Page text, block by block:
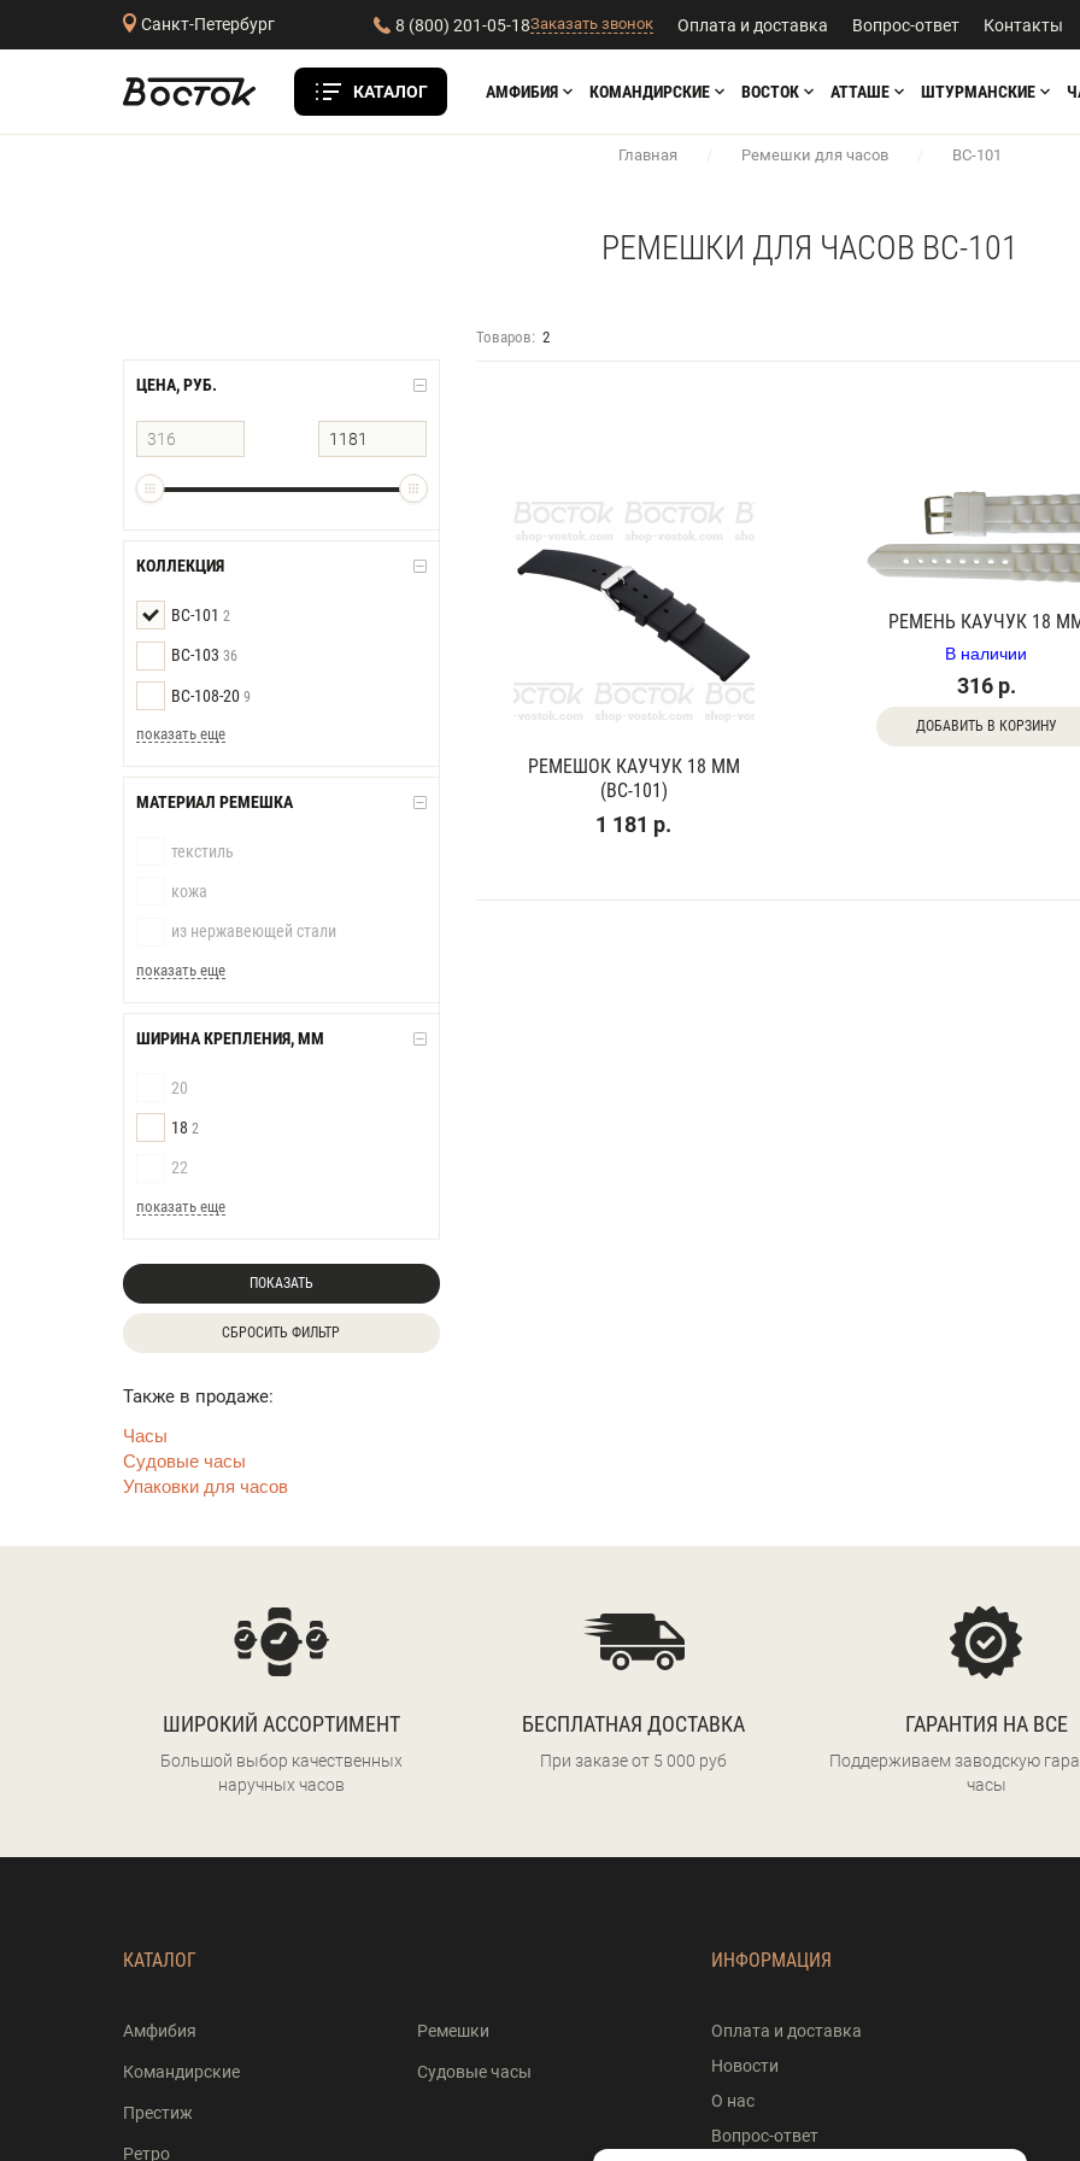
Санкт-Петербург 8 (800) 201-05-18Заказать звонок Оплата и доставка Вопрос-ответ Контакты
КАТАЛОГ АМФИБИЯ КОМАНДИРСКИЕ ВОСТОК АТТАШЕ ШТУРМАНСКИЕ
Главная / Ремешки для часов / BC-101
РЕМЕШКИ ДЛЯ ЧАСОВ BC-101
ЦЕНА, РУБ.
КОЛЛЕКЦИЯ
BC-101 2
BC-103 36
BC-108-20 9
показать еще
МАТЕРИАЛ РЕМЕШКА
текстиль
кожа
из нержавеющей стали
показать еще
ШИРИНА КРЕПЛЕНИЯ, ММ
20
18 2
22
показать еще
ПОКАЗАТЬ
СБРОСИТЬ ФИЛЬТР
Также в продаже:
Часы
Судовые часы
Упаковки для часов
Товаров: 2
РЕМЕШОК КАУЧУК 18 ММ
(BC-101)
1 181 р.
РЕМЕНЬ КАУЧУК 18
В наличии
316 р.
ДОБАВИТЬ В КОРЗИНУ
ШИРОКИЙ АССОРТИМЕНТ
Большой выбор качественных
наручных часов
БЕСПЛАТНАЯ ДОСТАВКА
При заказе от 5 000 руб
ГАРАНТИЯ НА ВСЕ
Поддерживаем заводскую
часы
КАТАЛОГ
Амфибия
Командирские
Престиж
Ретро
Ремешки
Судовые часы
ИНФОРМАЦИЯ
Оплата и доставка
Новости
О нас
Вопрос-ответ